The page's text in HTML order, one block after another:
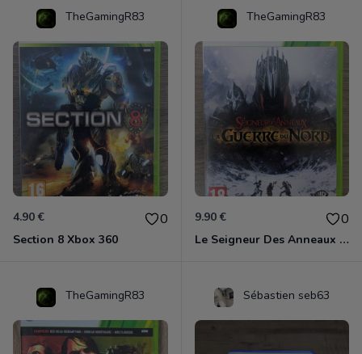
TheGamingR83
4.90 € 0
Section 8 Xbox 360
TheGamingR83
9.90 € 0
Le Seigneur Des Anneaux - La Guerre Du Nord Xbox 360
TheGamingR83 Sébastien seb63